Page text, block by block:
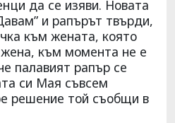
да се изяви. Новата
и рапърът твърди,
към жената, която
към момента не е
палавият рапър се
си Мая съвсем
решение той съобщи в